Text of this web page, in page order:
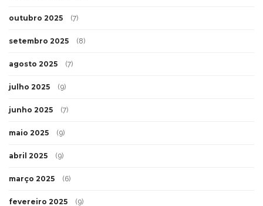
outubro 2025 (7)
setembro 2025 (8)
agosto 2025 (7)
julho 2025 (9)
junho 2025 (7)
maio 2025 (9)
abril 2025 (9)
março 2025 (6)
fevereiro 2025 (9)